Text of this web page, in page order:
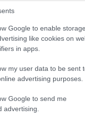
Google to enable storage
like cookies on
in apps.
my user data to be sent
advertising purposes.
Google to send me
advertising.
ενημέρωσης
διαφήμιση